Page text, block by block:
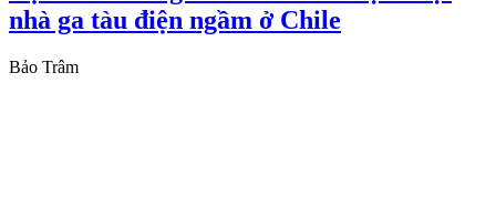
nhà ga tàu điện ngầm ở Chile
Bảo Trâm